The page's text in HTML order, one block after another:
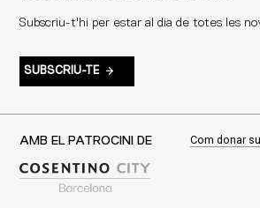
Subscriu-t'hi per estar al dia de totes les
SUBSCRIU-TE
AMB EL PATROCINI DE Com donar